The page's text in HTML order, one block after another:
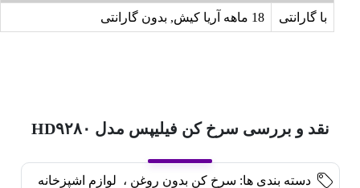
با گارانتی 18 ماهه آریا کیش, بدون گارانتی
نقد و بررسی سرخ کن فیلیپس مدل HD۹۲۸۰
دسته بندی ها: سرخ کن بدون روغن ، لوازم اشپزخانه